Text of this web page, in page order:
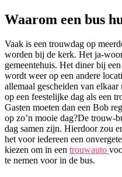
Waarom een bus
Vaak is een trouwdag op
worden bij de kerk. Het ja-
gemeentehuis. Het diner bij
wordt weer op een andere
allemaal gescheiden van
op een feestelijke dag als een
Gasten moeten dan een Bob
op zo’n mooie dag?De trouw-
dag samen zijn. Hierdoor zou
het voor iedereen een
kiezen om in een trouwauto
te nemen voor in de bus.